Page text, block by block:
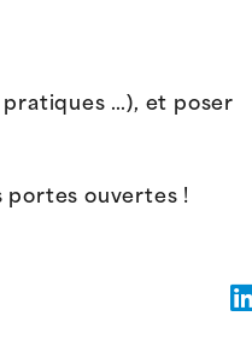
…), et poser
portes ouvertes !